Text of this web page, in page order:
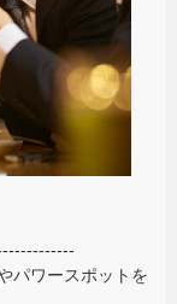
パワースポットを